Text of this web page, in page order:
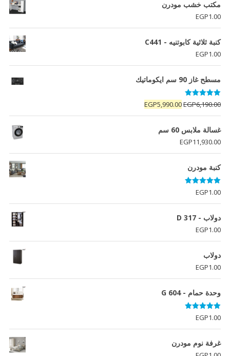
مكتب خشب مودرن
EGP1.00
كنبة ثلاثية كابوتنيه - C441
EGP1.00
مسطح غاز 90 سم ايكوماتيك
تم التقييم
5.00 من 5EGP6,190.00
السعر
الأصلي
هو:
EGP6,190.00.
EGP5,990.00
السعر
الحالي
غسالة ملابس 60 سم
EGP11,930.00
كنبة مودرن
تم التقييم
5.00
من 5
EGP1.00
دولاب - D 317
EGP1.00
دولاب
EGP1.00
وحدة حمام - G 604
تم التقييم
5.00
من 5
EGP1.00
غرفة نوم مودرن